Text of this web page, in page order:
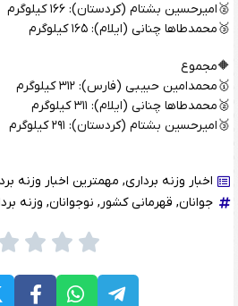
🥈امیرحسین بشتام (کردستان): ۱۶۶ کیلوگرم
🥉محمدطاها چنانی (ایلام): ۱۶۵ کیلوگرم
🔶مجموع
🥇محمدامین حبیبی (فارس): ۳۱۲ کیلوگرم
🥈محمدطاها چنانی (ایلام): ۳۱۱ کیلوگرم
🥉امیرحسین بشتام (کردستان): ۲۹۱ کیلوگرم
اخبار وزنه برداری, مهمترین اخبار وزنه
جوانان, قهرمانی کشور, نوجوانان, وزنه